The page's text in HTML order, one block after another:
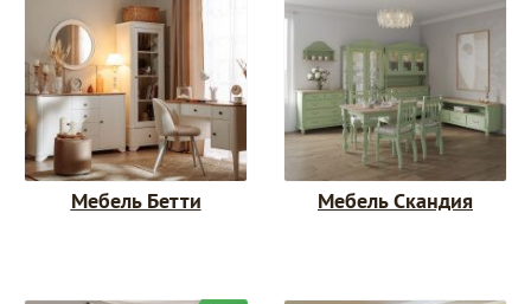
Мебель Бетти Мебель Скандия